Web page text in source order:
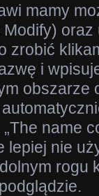
mamy
zrobić
i
obszarze
name
lepiej nie